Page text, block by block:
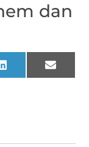
dan
LinkedIn Email